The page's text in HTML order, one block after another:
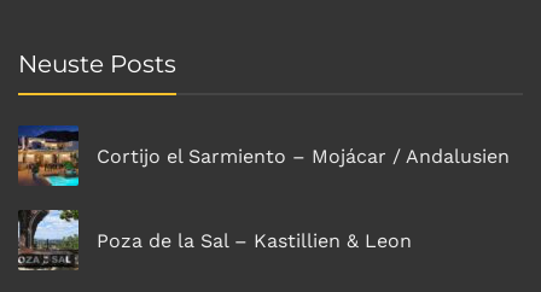
Neuste Posts
Cortijo el Sarmiento – Mojácar / Andalusien
Poza de la Sal – Kastillien & Leon